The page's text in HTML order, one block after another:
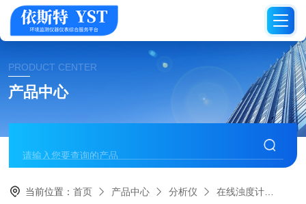
PRODUCT CENTER
产品中心
当前位置：首页 产品中心 分析仪 在线浊度计